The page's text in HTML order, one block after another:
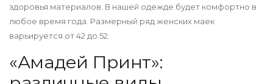
здоровья материалов. В нашей одежде будет комфортно в
любое время года. Размерный ряд женских маек
варьируется от 42 до 52.
«Амадей Принт»: